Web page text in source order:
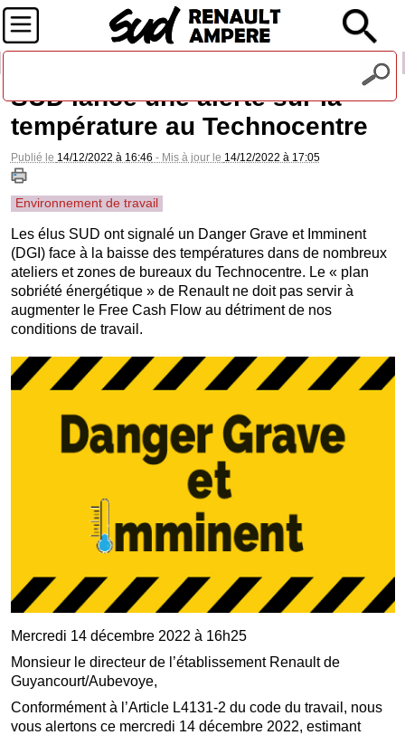
SUD lance une alerte sur la
température au Technocentre
Publié le 14/12/2022 à 16:46 - Mis à jour le 14/12/2022 à 17:05
Environnement de travail
Les élus SUD ont signalé un Danger Grave et Imminent
(DGI) face à la baisse des températures dans de nombreux
ateliers et zones de bureaux du Technocentre. Le « plan
sobriété énergétique » de Renault ne doit pas servir à
augmenter le Free Cash Flow au détriment de nos
conditions de travail.
Mercredi 14 décembre 2022 à 16h25
Monsieur le directeur de l’établissement Renault de
Guyancourt/Aubevoye,
Conformément à l’Article L4131-2 du code du travail, nous
vous alertons ce mercredi 14 décembre 2022, estimant